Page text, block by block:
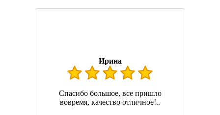
Ирина
Спасибо большое, все пришло
вовремя, качество отличное!..